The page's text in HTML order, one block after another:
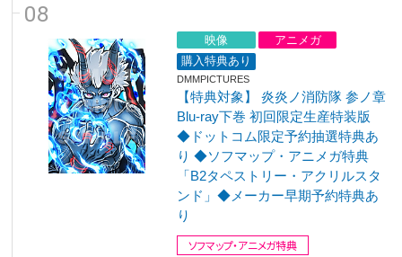
08
映像
アニメガ
購入特典あり
DMMPICTURES
【特典対象】 炎炎ノ消防隊 参ノ章
Blu-ray下巻 初回限定生産特装版
◆ドットコム限定予約抽選特典あ
り ◆ソフマップ・アニメガ特典
「B2タペストリー・アクリルスタ
ンド」◆メーカー早期予約特典あ
り
ソフマップ・アニメガ特典